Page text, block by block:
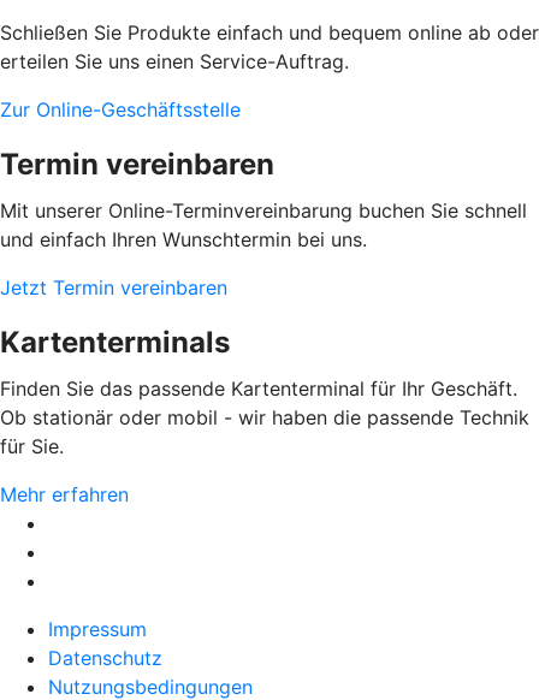
Schließen Sie Produkte einfach und bequem online ab oder
erteilen Sie uns einen Service-Auftrag.
Zur Online-Geschäftsstelle
Termin vereinbaren
Mit unserer Online-Terminvereinbarung buchen Sie schnell
und einfach Ihren Wunschtermin bei uns.
Jetzt Termin vereinbaren
Kartenterminals
Finden Sie das passende Kartenterminal für Ihr Geschäft.
Ob stationär oder mobil - wir haben die passende Technik
für Sie.
Mehr erfahren
Impressum
Datenschutz
Nutzungsbedingungen